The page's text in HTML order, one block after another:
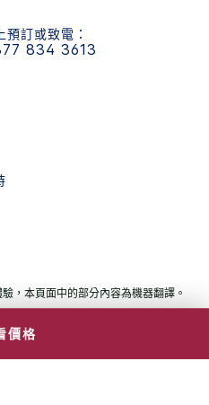
價格
預訂或致電：
834 3613
，本頁面中的部分內容為機器翻譯。